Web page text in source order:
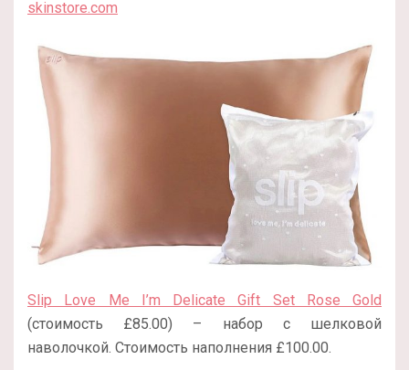
skinstore.com
Slip Love Me I’m Delicate Gift Set Rose Gold
(стоимость £85.00) – набор с шелковой
наволочкой. Стоимость наполнения £100.00.